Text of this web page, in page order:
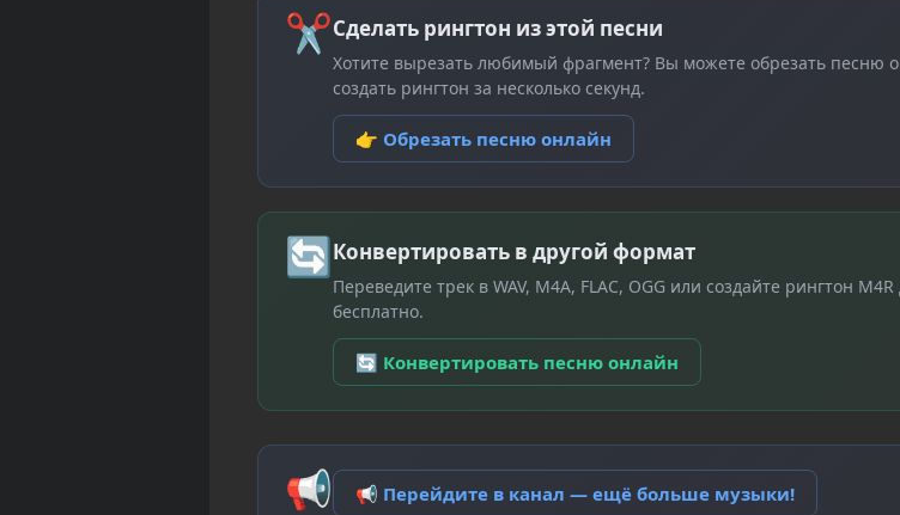
✂Сделать рингтон из этой песни
Хотите вырезать любимый фрагмент? Вы можете обрезать песню
создать рингтон за несколько секунд.
👉 Обрезать песню онлайн
🔄Конвертировать в другой формат
Переведите трек в WAV, M4A, FLAC, OGG или создайте рингтон
бесплатно.
🔄 Конвертировать песню онлайн
📢 📢 Перейдите в канал — ещё больше музыки!